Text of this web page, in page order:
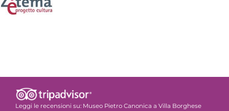
Leggi le recensioni su: Museo Pietro Canonica a Villa Borghese